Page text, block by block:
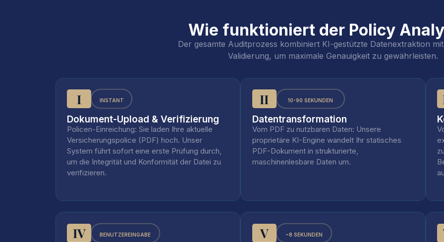
Wie funktioniert der Policy
Der gesamte Auditprozess kombiniert KI-gestützte Datenextraktion
Validierung, um maximale Genauigkeit zu gewährleisten.
I INSTANT
Dokument-Upload & Verifizierung
Policen-Einreichung: Sie laden Ihre aktuelle
Versicherungspolice (PDF) hoch. Unser
System führt sofort eine erste Prüfung durch,
um die Integrität und Konformität der Datei zu
verifizieren.
II 10-90 SEKUNDEN
Datentransformation
Vom PDF zu nutzbaren Daten: Unsere
proprietäre KI-Engine wandelt Ihr statisches
PDF-Dokument in strukturierte,
maschinenlesbare Daten um.
IV BENUTZEREINGABE V ~8 SEKUNDEN